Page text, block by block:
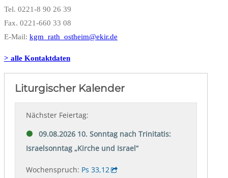
Tel. 0221-8 90 26 39
Fax. 0221-660 33 08
E-Mail: kgm_rath_ostheim@ekir.de
> alle Kontaktdaten